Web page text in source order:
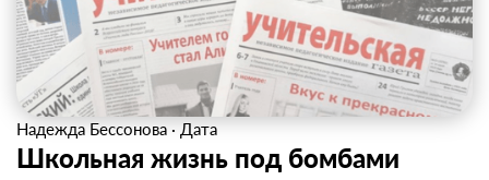
Надежда Бессонова · Дата
Школьная жизнь под бомбами